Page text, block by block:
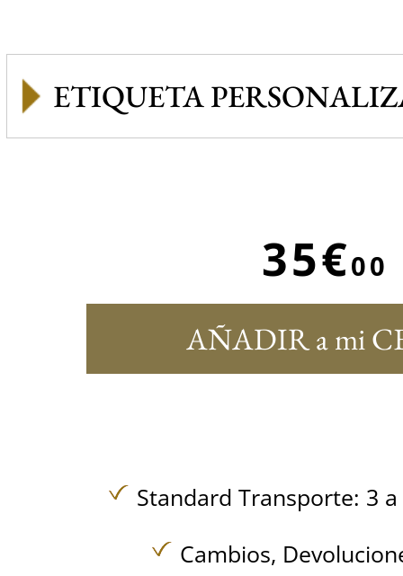
ETIQUETA
35€00
AÑADIR a mi
Standard Transporte: 3
Cambios,